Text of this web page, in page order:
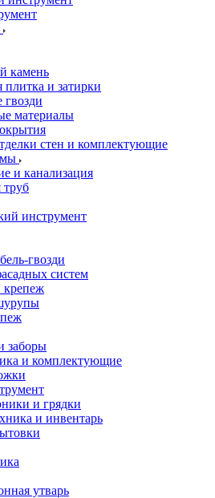
камень
плитка и затирки
материалы
стен и комплектующие
и канализация
труб
инструмент
гвозди
систем
крепеж
заборы
и комплектующие
и грядки
и инвентарь
утварь